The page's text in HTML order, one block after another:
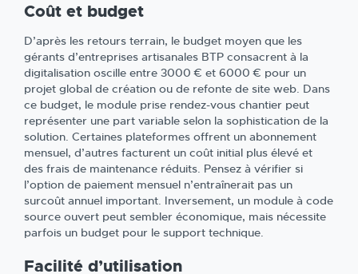
Coût et budget
D’après les retours terrain, le budget moyen que les
gérants d’entreprises artisanales BTP consacrent à la
digitalisation oscille entre 3000 € et 6000 € pour un
projet global de création ou de refonte de site web. Dans
ce budget, le module prise rendez-vous chantier peut
représenter une part variable selon la sophistication de la
solution. Certaines plateformes offrent un abonnement
mensuel, d’autres facturent un coût initial plus élevé et
des frais de maintenance réduits. Pensez à vérifier si
l’option de paiement mensuel n’entraînerait pas un
surcoût annuel important. Inversement, un module à code
source ouvert peut sembler économique, mais nécessite
parfois un budget pour le support technique.
Facilité d’utilisation